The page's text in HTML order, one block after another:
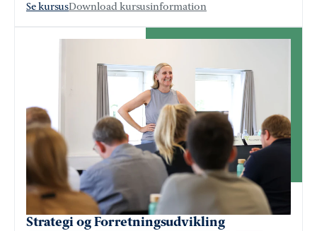
creation through strategic insight, impactful engagement
Se kursusDownload kursusinformation
Strategi og Forretningsudvikling